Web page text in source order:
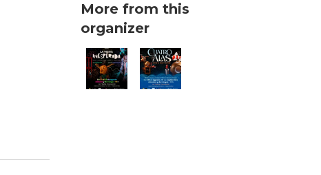
More from this
organizer